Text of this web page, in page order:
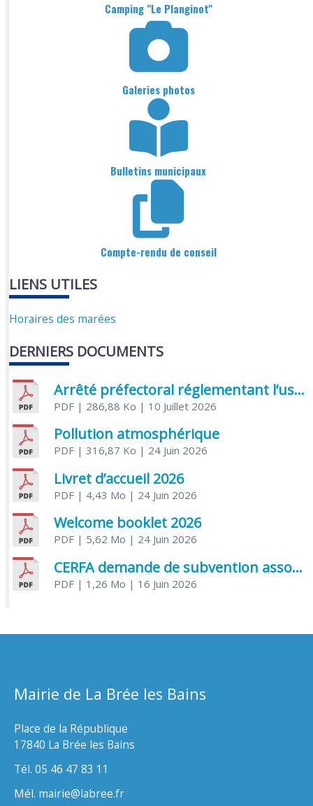
Camping "Le Planginot"
Galeries photos
Bulletins municipaux
Compte-rendu de conseil
LIENS UTILES
Horaires des marées
DERNIERS DOCUMENTS
Arrêté préfectoral réglementant l’usage de l’eau
PDF| 286,88 Ko | 10 Juillet 2026
Pollution atmosphérique
PDF| 316,87 Ko | 24 Juin 2026
Livret d’accueil 2026
PDF| 4,43 Mo | 24 Juin 2026
Welcome booklet 2026
PDF| 5,62 Mo | 24 Juin 2026
CERFA demande de subvention association
PDF| 1,26 Mo | 16 Juin 2026
Mairie de La Brée les Bains
Place de la République
17840 La Brée les Bains
Tél. 05 46 47 83 11
Mél. mairie@labree.fr